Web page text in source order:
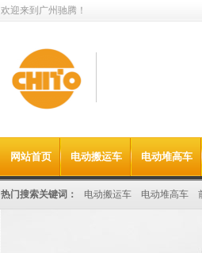
欢迎来到广州驰腾！
值得信赖的
电动叉车租赁&搬运设备出
网站首页 电动搬运车 电动堆高车
热门搜索关键词： 电动搬运车 电动堆高车